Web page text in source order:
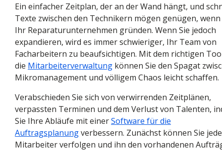
Ein einfacher Zeitplan, der an der Wand hängt, und
Texte zwischen den Technikern mögen genügen, wenn
Ihr Reparaturunternehmen gründen. Wenn Sie jedoch
expandieren, wird es immer schwieriger, Ihr Team von
Facharbeitern zu beaufsichtigen. Mit dem richtigen
die Mitarbeiterverwaltung können Sie den Spagat
Mikromanagement und völligem Chaos leicht schaffen.
Verabschieden Sie sich von verwirrenden Zeitplänen,
verpassten Terminen und dem Verlust von Talenten,
Sie Ihre Abläufe mit einerSoftware für die
Auftragsplanungverbessern. Zunächst können Sie
Mitarbeiter verfolgen und ihn den vorhandenen